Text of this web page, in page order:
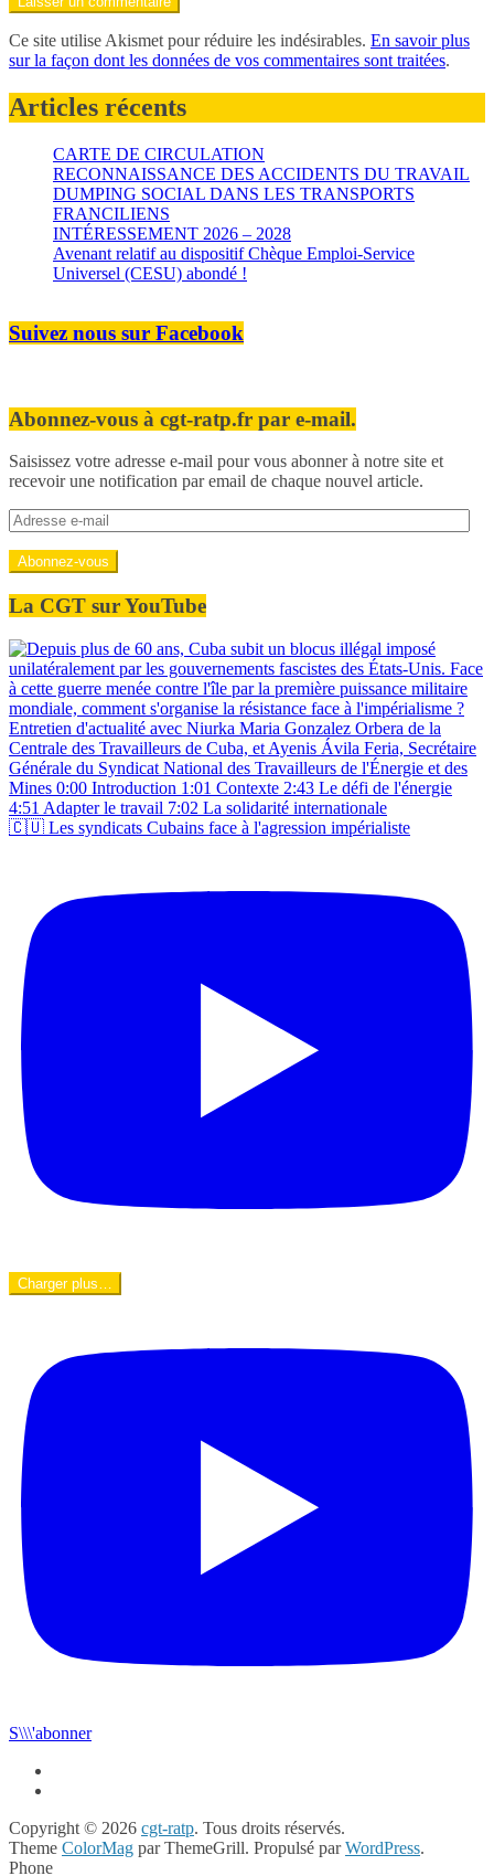
Ce site utilise Akismet pour réduire les indésirables. En savoir plus
sur la façon dont les données de vos commentaires sont traitées.
Articles récents
CARTE DE CIRCULATION
RECONNAISSANCE DES ACCIDENTS DU TRAVAIL
DUMPING SOCIAL DANS LES TRANSPORTS
FRANCILIENS
INTÉRESSEMENT 2026 – 2028
Avenant relatif au dispositif Chèque Emploi-Service
Universel (CESU) abondé !
Suivez nous sur Facebook
Abonnez-vous à cgt-ratp.fr par e-mail.
Saisissez votre adresse e-mail pour vous abonner à notre site et
recevoir une notification par email de chaque nouvel article.
Adresse
e-
mail
Abonnez-vous
La CGT sur YouTube
🇨🇺 Les syndicats Cubains face à l'agression impérialiste
Charger plus…
S\\\'abonner
Copyright © 2026 cgt-ratp. Tous droits réservés.
Theme ColorMag par ThemeGrill. Propulsé parWordPress.
Phone